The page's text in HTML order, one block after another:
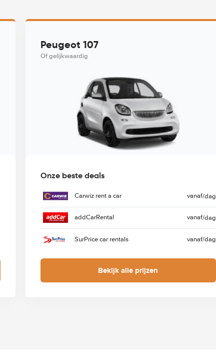
Peugeot 107
Of gelijkwaardig
Onze beste deals
Carwiz rent a car vanaf/dag
addCarRental vanaf/dag
SurPrice car rentals vanaf/dag
Bekijk alle prijzen